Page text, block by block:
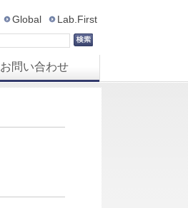
Global Lab.First
お問い合わせ